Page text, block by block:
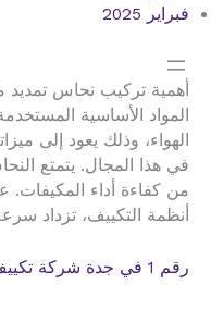
فبراير 2025
أهمية تركيب نحاس تمديد
المواد الأساسية
الهواء، وذلك يعود إلى
في هذا المجال. يتمتع
من كفاءة أداء المكيفات.
أنظمة التكييف، تزداد
رقم 1 في جدة شركة تكييف